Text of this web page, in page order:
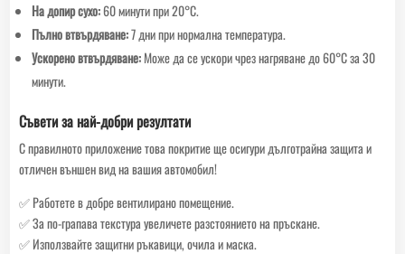
На допир сухо:60 минути при 20°C.
Пълно втвърдяване:7 дни при нормална температура.
Ускорено втвърдяване:Може да се ускори чрез нагряване до 60°C за 30
минути.
Съвети за най-добри резултати
С правилното приложение това покритие ще осигури дълготрайна защита и
отличен външен вид на вашия автомобил!
✅ Работете в добре вентилирано помещение.
✅ За по-грапава текстура увеличете разстоянието на пръскане.
✅ Използвайте защитни ръкавици, очила и маска.